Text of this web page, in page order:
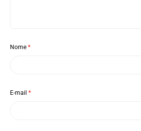
Nome *
E-mail *